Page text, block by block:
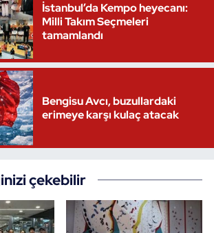
İstanbul’da Kempo heyecanı:
Milli Takım Seçmeleri
tamamlandı
Bengisu Avcı, buzullardaki
erimeye karşı kulaç atacak
çekebilir